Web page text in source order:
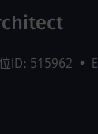
ID: 515962 •